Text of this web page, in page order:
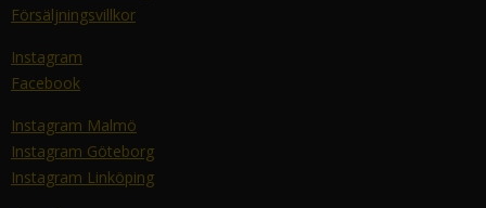
Försäljningsvillkor
Instagram
Facebook
Instagram Malmö
Instagram Göteborg
Instagram Linköping